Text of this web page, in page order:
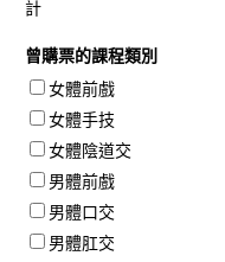
計
曾購票的課程類別
女體前戲
女體手技
女體陰道交
男體前戲
男體口交
男體肛交